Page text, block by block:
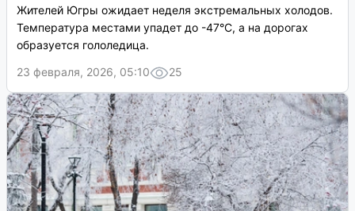
Жителей Югры ожидает неделя экстремальных холодов.
Температура местами упадет до -47°C, а на дорогах
образуется гололедица.
23 февраля, 2026, 05:10
25